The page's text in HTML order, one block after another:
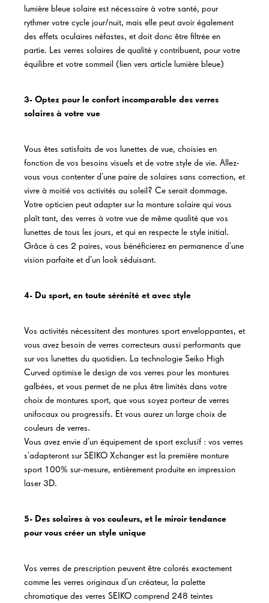
lumière bleue solaire est nécessaire à votre santé, pour
rythmer votre cycle jour/nuit, mais elle peut avoir également
des effets oculaires néfastes, et doit donc être filtrée en
partie. Les verres solaires de qualité y contribuent, pour votre
équilibre et votre sommeil (lien vers article lumière bleue)
3- Optez pour le confort incomparable des verres
solaires à votre vue
Vous êtes satisfaits de vos lunettes de vue, choisies en
fonction de vos besoins visuels et de votre style de vie. Allez-
vous vous contenter d’une paire de solaires sans correction, et
vivre à moitié vos activités au soleil? Ce serait dommage.
Votre opticien peut adapter sur la monture solaire qui vous
plaît tant, des verres à votre vue de même qualité que vos
lunettes de tous les jours, et qui en respecte le style initial.
Grâce à ces 2 paires, vous bénéficierez en permanence d’une
vision parfaite et d’un look séduisant.
4- Du sport, en toute sérénité et avec style
Vos activités nécessitent des montures sport enveloppantes, et
vous avez besoin de verres correcteurs aussi performants que
sur vos lunettes du quotidien. La technologie Seiko High
Curved optimise le design de vos verres pour les montures
galbées, et vous permet de ne plus être limités dans votre
choix de montures sport, que vous soyez porteur de verres
unifocaux ou progressifs. Et vous aurez un large choix de
couleurs de verres.
Vous avez envie d’un équipement de sport exclusif : vos verres
s’adapteront sur SEIKO Xchanger est la première monture
sport 100% sur-mesure, entièrement produite en impression
laser 3D.
5- Des solaires à vos couleurs, et le miroir tendance
pour vous créer un style unique
Vos verres de prescription peuvent être colorés exactement
comme les verres originaux d’un créateur, la palette
chromatique des verres SEIKO comprend 248 teintes